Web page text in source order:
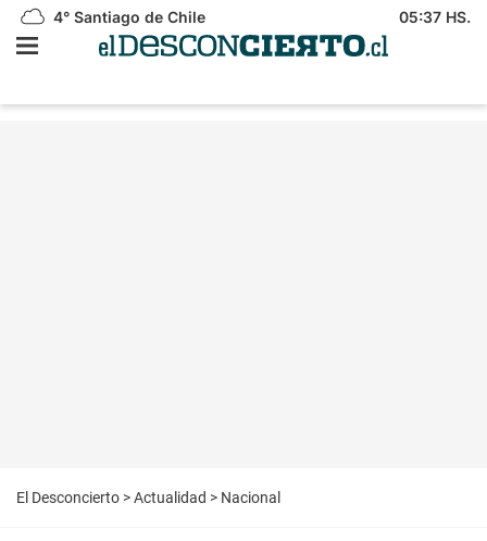
4° Santiago de Chile 05:37 HS.
El Desconcierto >Actualidad > Nacional